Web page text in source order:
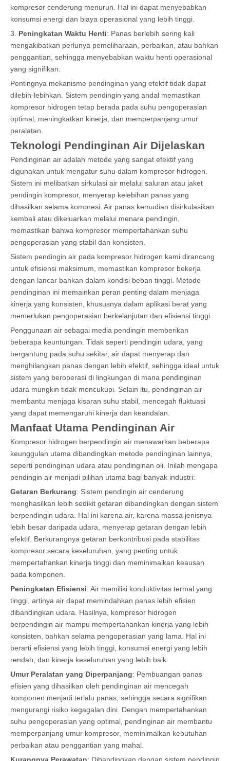
kompresor cenderung menurun. Hal ini dapat menyebabkan
konsumsi energi dan biaya operasional yang lebih tinggi.
3. Peningkatan Waktu Henti: Panas berlebih sering kali
mengakibatkan perlunya pemeliharaan, perbaikan, atau bahkan
penggantian, sehingga menyebabkan waktu henti operasional
yang signifikan.
Pentingnya mekanisme pendinginan yang efektif tidak dapat
dilebih-lebihkan. Sistem pendingin yang andal memastikan
kompresor hidrogen tetap berada pada suhu pengoperasian
optimal, meningkatkan kinerja, dan memperpanjang umur
peralatan.
Teknologi Pendinginan Air Dijelaskan
Pendinginan air adalah metode yang sangat efektif yang
digunakan untuk mengatur suhu dalam kompresor hidrogen.
Sistem ini melibatkan sirkulasi air melalui saluran atau jaket
pendingin kompresor, menyerap kelebihan panas yang
dihasilkan selama kompresi. Air panas kemudian disirkulasikan
kembali atau dikeluarkan melalui menara pendingin,
memastikan bahwa kompresor mempertahankan suhu
pengoperasian yang stabil dan konsisten.
Sistem pendingin air pada kompresor hidrogen kami dirancang
untuk efisiensi maksimum, memastikan kompresor bekerja
dengan lancar bahkan dalam kondisi beban tinggi. Metode
pendinginan ini memainkan peran penting dalam menjaga
kinerja yang konsisten, khususnya dalam aplikasi berat yang
memerlukan pengoperasian berkelanjutan dan efisiensi tinggi.
Penggunaan air sebagai media pendingin memberikan
beberapa keuntungan. Tidak seperti pendingin udara, yang
bergantung pada suhu sekitar, air dapat menyerap dan
menghilangkan panas dengan lebih efektif, sehingga ideal untuk
sistem yang beroperasi di lingkungan di mana pendinginan
udara mungkin tidak mencukupi. Selain itu, pendinginan air
membantu menjaga kisaran suhu stabil, mencegah fluktuasi
yang dapat memengaruhi kinerja dan keandalan.
Manfaat Utama Pendinginan Air
Kompresor hidrogen berpendingin air menawarkan beberapa
keunggulan utama dibandingkan metode pendinginan lainnya,
seperti pendinginan udara atau pendinginan oli. Inilah mengapa
pendingin air menjadi pilihan utama bagi banyak industri:
Getaran Berkurang: Sistem pendingin air cenderung
menghasilkan lebih sedikit getaran dibandingkan dengan sistem
berpendingin udara. Hal ini karena air, karena massa jenisnya
lebih besar daripada udara, menyerap getaran dengan lebih
efektif. Berkurangnya getaran berkontribusi pada stabilitas
kompresor secara keseluruhan, yang penting untuk
mempertahankan kinerja tinggi dan meminimalkan keausan
pada komponen.
Peningkatan Efisiensi: Air memiliki konduktivitas termal yang
tinggi, artinya air dapat memindahkan panas lebih efisien
dibandingkan udara. Hasilnya, kompresor hidrogen
berpendingin air mampu mempertahankan kinerja yang lebih
konsisten, bahkan selama pengoperasian yang lama. Hal ini
berarti efisiensi yang lebih tinggi, konsumsi energi yang lebih
rendah, dan kinerja keseluruhan yang lebih baik.
Umur Peralatan yang Diperpanjang: Pembuangan panas
efisien yang dihasilkan oleh pendinginan air mencegah
komponen menjadi terlalu panas, sehingga secara signifikan
mengurangi risiko kegagalan dini. Dengan mempertahankan
suhu pengoperasian yang optimal, pendinginan air membantu
memperpanjang umur kompresor, meminimalkan kebutuhan
perbaikan atau penggantian yang mahal.